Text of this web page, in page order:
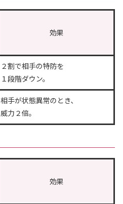
効果
２割で相手の特防を
１段階ダウン。
相手が状態異常のとき、
威力２倍。
効果